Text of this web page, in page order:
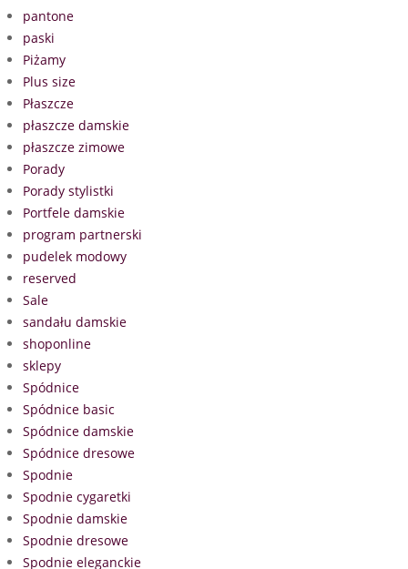
pantone
paski
Piżamy
Plus size
Płaszcze
płaszcze damskie
płaszcze zimowe
Porady
Porady stylistki
Portfele damskie
program partnerski
pudelek modowy
reserved
Sale
sandału damskie
shoponline
sklepy
Spódnice
Spódnice basic
Spódnice damskie
Spódnice dresowe
Spodnie
Spodnie cygaretki
Spodnie damskie
Spodnie dresowe
Spodnie eleganckie